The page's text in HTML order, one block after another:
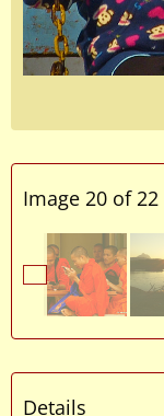
Image 20 of 22
Details